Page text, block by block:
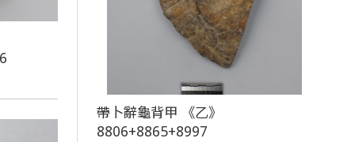
帶卜辭龜背甲 《乙》
8806+8865+8997